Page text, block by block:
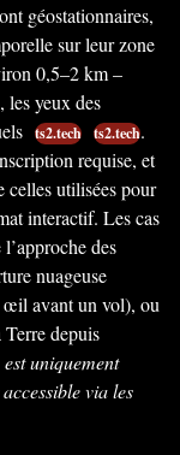
géostationnaires,
sur leur zone
0,5–2 km –
les yeux des
ts2.tech ts2.tech.
requise, et
celles utilisées pour
interactif. Les cas
des
nuageuse
œil avant un vol), ou
depuis
uniquement
via les